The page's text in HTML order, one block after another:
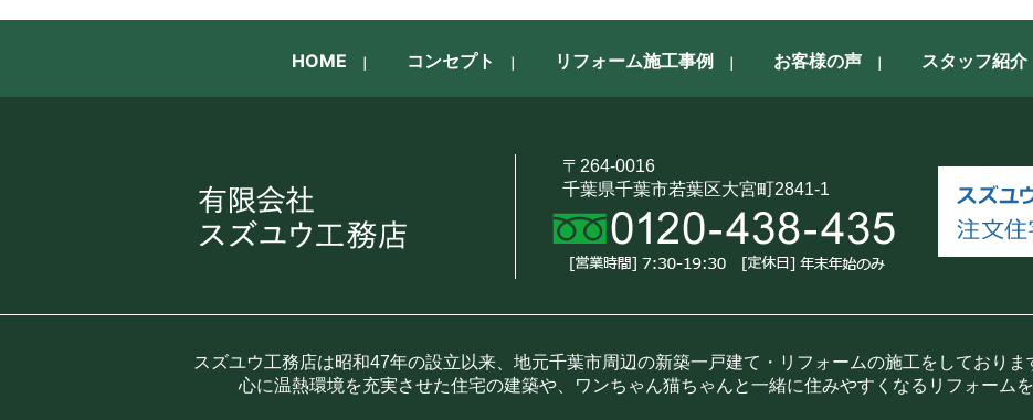
HOME コンセプト リフォーム施工事例 お客様の声 スタッフ紹介
〒264-0016
千葉県千葉市若葉区大宮町2841-1
スズユウ工務店は昭和47年の設立以来、地元千葉市周辺の新築一戸建て・リフォームの施工をしており
心に温熱環境を充実させた住宅の建築や、ワンちゃん猫ちゃんと一緒に住みやすくなるリフォーム